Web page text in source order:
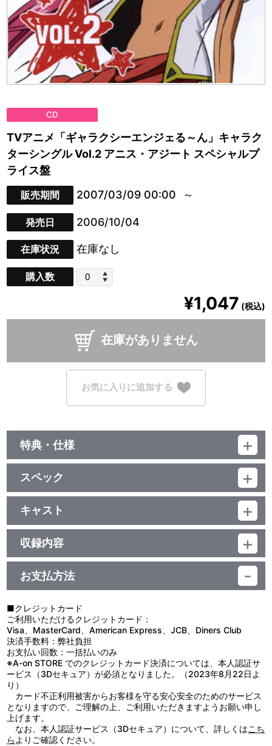
CD
TVアニメ「ギャラクシーエンジェる～ん」キャラク
ターシングル Vol.2 アニス・アジート スペシャルプ
ライス盤
販売期間 2007/03/09 00:00
発売日 2006/10/04
在庫状況 在庫なし
購入数
¥1,047 (税込)
在庫がありません
お気に入りに追加する
特典・仕様
他、仕様
描き下ろしジャケット
スペック
品番：LACM-4299
ジャンル：国内アニメ音楽
シングル
／17分
キャスト
花村怜美(アニス・アジート)
収録内容
＜収録曲＞
1：ＦＩＧＨＴ－ＦＩＧＨＴが止まらない （アニス・アジート
キャラクターソング）
2：ギャラクシーエンジェる～ん連続ドラマ小説 『ドキドキ戦隊
☆ルーンレンジャー』 第２話「リリィは戦隊マニア」の巻
3：こんにちは！ルーンエンジェル隊～アニス・アジート編
4：ＦＩＧＨＴ－ＦＩＧＨＴが止まらない（ｏｆｆ ｖｏｃａｌ）
お支払方法
■クレジットカード
ご利用いただけるクレジットカード：
Visa、MasterCard、American Express、JCB、Diners Club
決済手数料：弊社負担
お支払い回数：一括払いのみ
※A-on STORE でのクレジットカード決済については、本人認証サ
ービス（3Dセキュア）が必須となりました。（2023年8月22日よ
り）
カード不正利用被害からお客様を守る安心安全のためのサービス
となりますので、ご理解の上、ご利用いただきますようお願い申し
上げます。
なお、本人認証サービス（3Dセキュア）について、詳しくはこち
ら よりご確認ください。